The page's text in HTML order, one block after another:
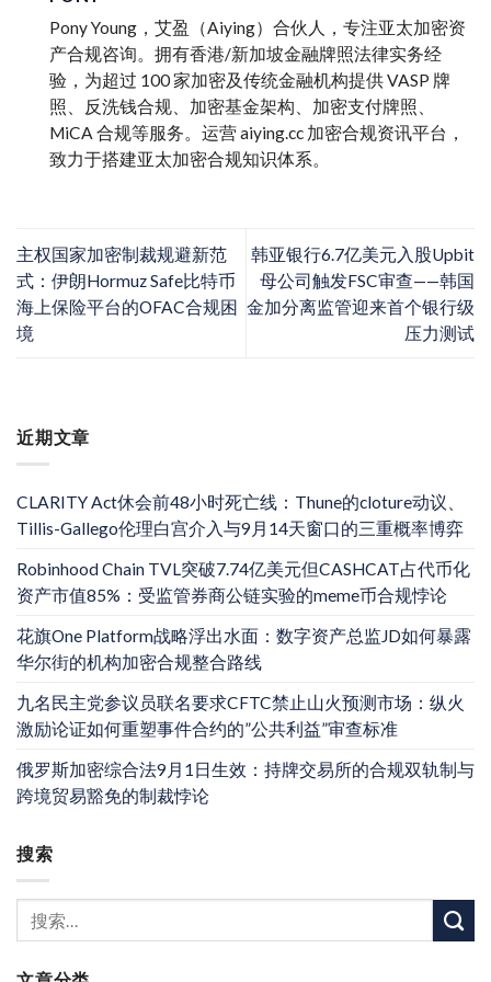
近期文章
CLARITY Act休会前48小时死亡线：Thune的cloture动议、
Tillis-Gallego伦理白宫介入与9月14天窗口的三重概率博弈
Robinhood Chain TVL突破7.74亿美元但CASHCAT占代币化
资产市值85%：受监管券商公链实验的meme币合规悖论
花旗One Platform战略浮出水面：数字资产总监JD如何暴露
华尔街的机构加密合规整合路线
九名民主党参议员联名要求CFTC禁止山火预测市场：纵火
激励论证如何重塑事件合约的”公共利益”审查标准
俄罗斯加密综合法9月1日生效：持牌交易所的合规双轨制与
跨境贸易豁免的制裁悖论
搜索
Pony Young，艾盈（Aiying）合伙人，专注亚太加密资
产合规咨询。拥有香港/新加坡金融牌照法律实务经
验，为超过 100 家加密及传统金融机构提供 VASP 牌
照、反洗钱合规、加密基金架构、加密支付牌照、
MiCA 合规等服务。运营 aiying.cc 加密合规资讯平台，
致力于搭建亚太加密合规知识体系。
主权国家加密制裁规避新范
式：伊朗Hormuz Safe比特币
海上保险平台的OFAC合规困
境
韩亚银行6.7亿美元入股Upbit
母公司触发FSC审查——韩国
金加分离监管迎来首个银行级
压力测试